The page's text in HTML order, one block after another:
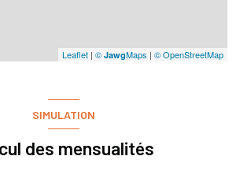
Leaflet | © JawgMaps | © OpenStreetMap
SIMULATION
des mensualités